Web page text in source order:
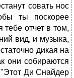
совать нос
ты поскорее
отчет в том,
вид, и музыка,
дикая на
они собираются
"Этот Ди Снайдер